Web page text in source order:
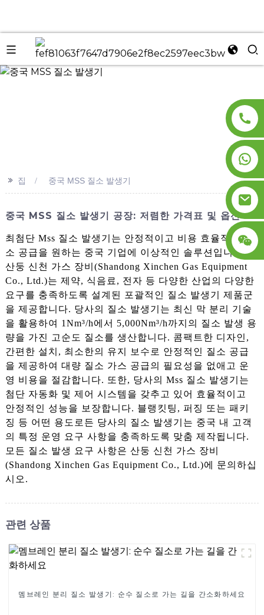
>> 집 중국 MSS 질소 발생기
중국 MSS 질소 발생기 공장: 저렴한 가격표 및 옵션
최첨단 Mss 질소 발생기는 안정적이고 비용 효율적인 질
소 공급을 원하는 중국 기업에 이상적인 솔루션입니다.
산둥 신천 가스 장비(Shandong Xinchen Gas Equipment
Co., Ltd.)는 제약, 식음료, 전자 등 다양한 산업의 다양한
요구를 충족하도록 설계된 포괄적인 질소 발생기 제품군
을 제공합니다. 당사의 질소 발생기는 최신 막 분리 기술
을 활용하여 1Nm³/h에서 5,000Nm³/h까지의 질소 발생 용
량을 가진 고순도 질소를 생산합니다. 콤팩트한 디자인,
간편한 설치, 최소한의 유지 보수로 안정적인 질소 공급
을 제공하여 대량 질소 가스 공급의 필요성을 없애고 운
영 비용을 절감합니다. 또한, 당사의 Mss 질소 발생기는
첨단 자동화 및 제어 시스템을 갖추고 있어 효율적이고
안정적인 성능을 보장합니다. 블랭킷팅, 퍼징 또는 패키
징 등 어떤 용도로든 당사의 질소 발생기는 중국 내 고객
의 특정 운영 요구 사항을 충족하도록 맞춤 제작됩니다.
모든 질소 발생 요구 사항은 산둥 신천 가스 장비
(Shandong Xinchen Gas Equipment Co., Ltd.)에 문의하십
시오.
관련 상품
멤브레인 분리 질소 발생기: 순수 질소로 가는 길을 간소화하세요